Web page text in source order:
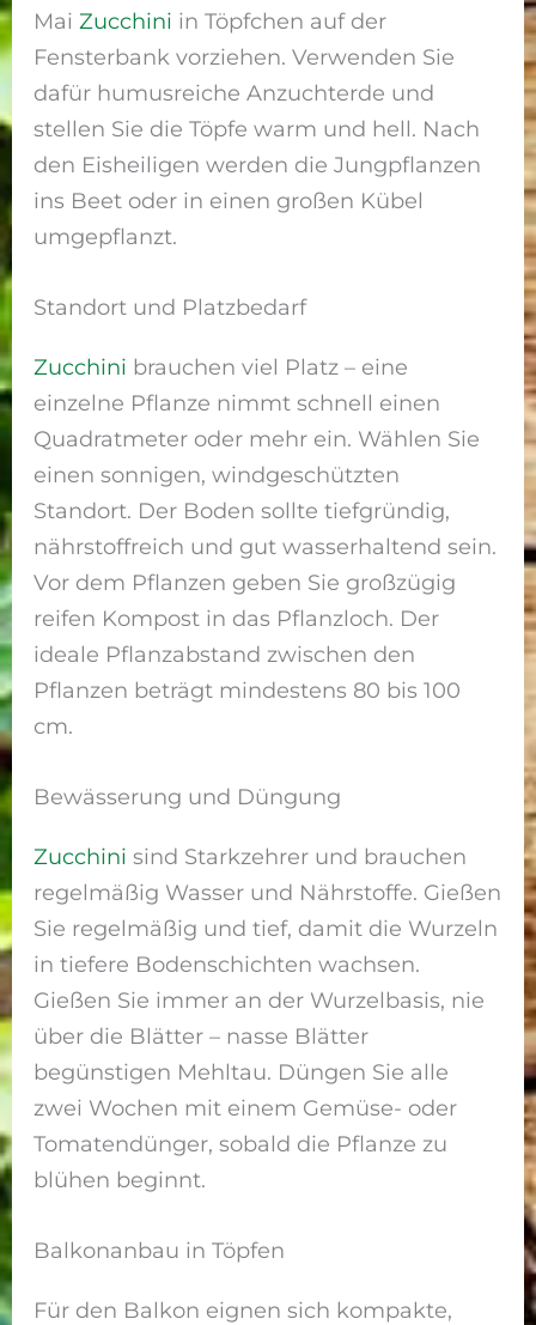
MaiZucchini in Töpfchen auf der
Fensterbank vorziehen. Verwenden Sie
dafür humusreiche Anzuchterde und
stellen Sie die Töpfe warm und hell. Nach
den Eisheiligen werden die Jungpflanzen
ins Beet oder in einen großen Kübel
umgepflanzt.
Standort und Platzbedarf
Zucchini brauchen viel Platz – eine
einzelne Pflanze nimmt schnell einen
Quadratmeter oder mehr ein. Wählen Sie
einen sonnigen, windgeschützten
Standort. Der Boden sollte tiefgründig,
nährstoffreich und gut wasserhaltend sein.
Vor dem Pflanzen geben Sie großzügig
reifen Kompost in das Pflanzloch. Der
ideale Pflanzabstand zwischen den
Pflanzen beträgt mindestens 80 bis 100
cm.
Bewässerung und Düngung
Zucchini sind Starkzehrer und brauchen
regelmäßig Wasser und Nährstoffe. Gießen
Sie regelmäßig und tief, damit die Wurzeln
in tiefere Bodenschichten wachsen.
Gießen Sie immer an der Wurzelbasis, nie
über die Blätter – nasse Blätter
begünstigen Mehltau. Düngen Sie alle
zwei Wochen mit einem Gemüse- oder
Tomatendünger, sobald die Pflanze zu
blühen beginnt.
Balkonanbau in Töpfen
Für den Balkon eignen sich kompakte,